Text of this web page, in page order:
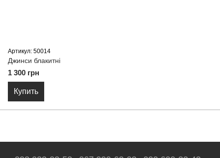
Артикул: 50014
Джинси блакитні
1 300 грн
Купить